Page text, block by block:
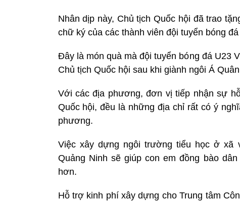
Nhân dịp này, Chủ tịch Quốc hội đã trao
chữ ký của các thành viên đội tuyển bóng
Đây là món quà mà đội tuyển bóng đá U23
Chủ tịch Quốc hội sau khi giành ngôi Á
Với các địa phương, đơn vị tiếp nhận sự
Quốc hội, đều là những địa chỉ rất có ý
phương.
Việc xây dựng ngôi trường tiểu học ở xã
Quảng Ninh sẽ giúp con em đồng bào
hơn.
Hỗ trợ kinh phí xây dựng cho Trung tâm